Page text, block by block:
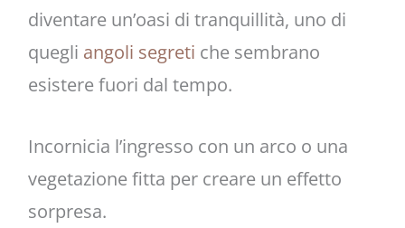
diventare un’oasi di tranquillità, uno di
quegli angoli segreti che sembrano
esistere fuori dal tempo.
Incornicia l’ingresso con un arco o una
vegetazione fitta per creare un effetto
sorpresa.